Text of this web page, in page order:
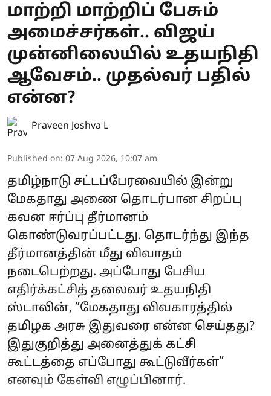
மாற்றி மாற்றிப் பேசும்
அமைச்சர்கள்.. விஜய்
முன்னிலையில் உதயநிதி
ஆவேசம்.. முதல்வர் பதில்
என்ன?
Praveen Joshva L
Published on: 07 Aug 2026, 10:07 am
தமிழ்நாடு சட்டப்பேரவையில் இன்று
மேகதாது அணை தொடர்பான சிறப்பு
கவன ஈர்ப்பு தீர்மானம்
கொண்டுவரப்பட்டது. தொடர்ந்து இந்த
தீர்மானத்தின் மீது விவாதம்
நடைபெற்றது. அப்போது பேசிய
எதிர்க்கட்சித் தலைவர் உதயநிதி
ஸ்டாலின், ”மேகதாது விவகாரத்தில்
தமிழக அரசு இதுவரை என்ன செய்தது?
இதுகுறித்து அனைத்துக் கட்சி
கூட்டத்தை எப்போது கூட்டுவீர்கள்”
எனவும் கேள்வி எழுப்பினார்.